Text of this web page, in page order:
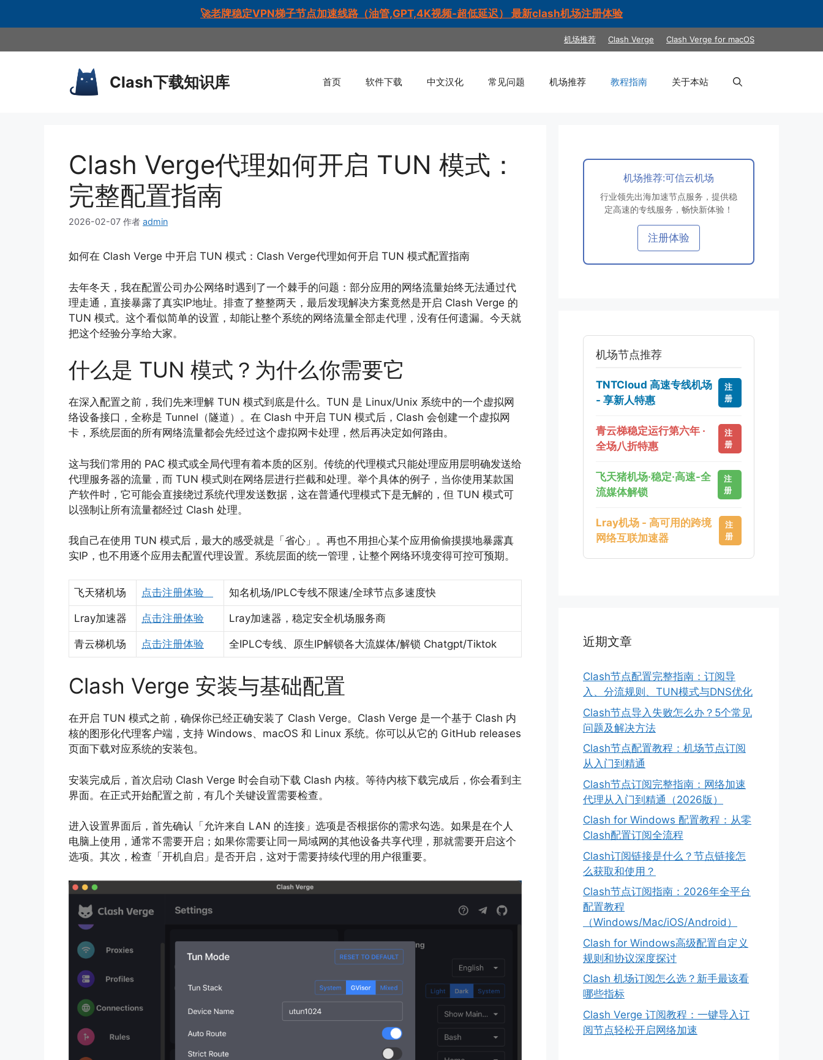
🚀老牌稳定VPN梯子节点加速线路（油管,GPT,4K视频-超低延迟） 最新clash机场注册体验
至
机场推荐 Clash Verge Clash Verge for macOS
Clash下载知识库 首页 软件下载 中文汉化 常见问题 机场推荐 教程指南 关于本站
Clash Verge代理如何开启 TUN 模式：
完整配置指南
2026-02-07 作者 admin
如何在 Clash Verge 中开启 TUN 模式：Clash Verge代理如何开启 TUN 模式配置指南
去年冬天，我在配置公司办公网络时遇到了一个棘手的问题：部分应用的网络流量始终无法通过代
理走通，直接暴露了真实IP地址。排查了整整两天，最后发现解决方案竟然是开启 Clash Verge 的
TUN 模式。这个看似简单的设置，却能让整个系统的网络流量全部走代理，没有任何遗漏。今天就
把这个经验分享给大家。
什么是 TUN 模式？为什么你需要它
在深入配置之前，我们先来理解 TUN 模式到底是什么。TUN 是 Linux/Unix 系统中的一个虚拟网
络设备接口，全称是 Tunnel（隧道）。在 Clash 中开启 TUN 模式后，Clash 会创建一个虚拟网
卡，系统层面的所有网络流量都会先经过这个虚拟网卡处理，然后再决定如何路由。
这与我们常用的 PAC 模式或全局代理有着本质的区别。传统的代理模式只能处理应用层明确发送给
代理服务器的流量，而 TUN 模式则在网络层进行拦截和处理。举个具体的例子，当你使用某款国
产软件时，它可能会直接绕过系统代理发送数据，这在普通代理模式下是无解的，但 TUN 模式可
以强制让所有流量都经过 Clash 处理。
我自己在使用 TUN 模式后，最大的感受就是「省心」。再也不用担心某个应用偷偷摸摸地暴露真
实IP，也不用逐个应用去配置代理设置。系统层面的统一管理，让整个网络环境变得可控可预期。
飞天猪机场 点击注册体验 知名机场/IPLC专线不限速/全球节点多速度快
Lray加速器 点击注册体验 Lray加速器，稳定安全机场服务商
青云梯机场 点击注册体验 全IPLC专线、原生IP解锁各大流媒体/解锁 Chatgpt/Tiktok
Clash Verge 安装与基础配置
在开启 TUN 模式之前，确保你已经正确安装了 Clash Verge。Clash Verge 是一个基于 Clash 内
核的图形化代理客户端，支持 Windows、macOS 和 Linux 系统。你可以从它的 GitHub releases
页面下载对应系统的安装包。
安装完成后，首次启动 Clash Verge 时会自动下载 Clash 内核。等待内核下载完成后，你会看到主
界面。在正式开始配置之前，有几个关键设置需要检查。
进入设置界面后，首先确认「允许来自 LAN 的连接」选项是否根据你的需求勾选。如果是在个人
电脑上使用，通常不需要开启；如果你需要让同一局域网的其他设备共享代理，那就需要开启这个
选项。其次，检查「开机自启」是否开启，这对于需要持续代理的用户很重要。
机场推荐:可信云机场
行业领先出海加速节点服务，提供稳
定高速的专线服务，畅快新体验！
注册体验
机场节点推荐
TNTCloud 高速专线机场
- 享新人特惠
注
册
青云梯稳定运行第六年 ·
全场八折特惠
注
册
飞天猪机场·稳定·高速-全
流媒体解锁
注
册
Lray机场 - 高可用的跨境
网络互联加速器
注
册
近期文章
Clash节点配置完整指南：订阅导
入、分流规则、TUN模式与DNS优化
Clash节点导入失败怎么办？5个常见
问题及解决方法
Clash节点配置教程：机场节点订阅
从入门到精通
Clash节点订阅完整指南：网络加速
代理从入门到精通（2026版）
Clash for Windows 配置教程：从零
Clash配置订阅全流程
Clash订阅链接是什么？节点链接怎
么获取和使用？
Clash节点订阅指南：2026年全平台
配置教程
（Windows/Mac/iOS/Android）
Clash for Windows高级配置自定义
规则和协议深度探讨
Clash 机场订阅怎么选？新手最该看
哪些指标
Clash Verge 订阅教程：一键导入订
阅节点轻松开启网络加速